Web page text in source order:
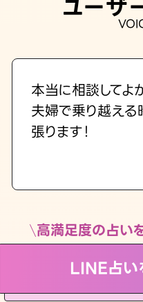
ユーザ
本当に相談してよ
夫婦で乗り越える
張ります！
高満足度の占い
LINE占い